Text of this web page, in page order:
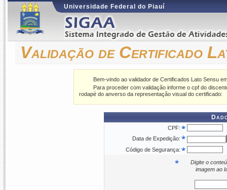
Universidade Federal do Piauí
Validação de Certificado
Bem-vindo ao validador de Certificados Lato Sensu
Para proceder com validação informe o cpf do
rodapé do anverso da representação visual do certificado:
CPF:
Data de Expedição:
Código de Segurança:
Digite o
imagem ao